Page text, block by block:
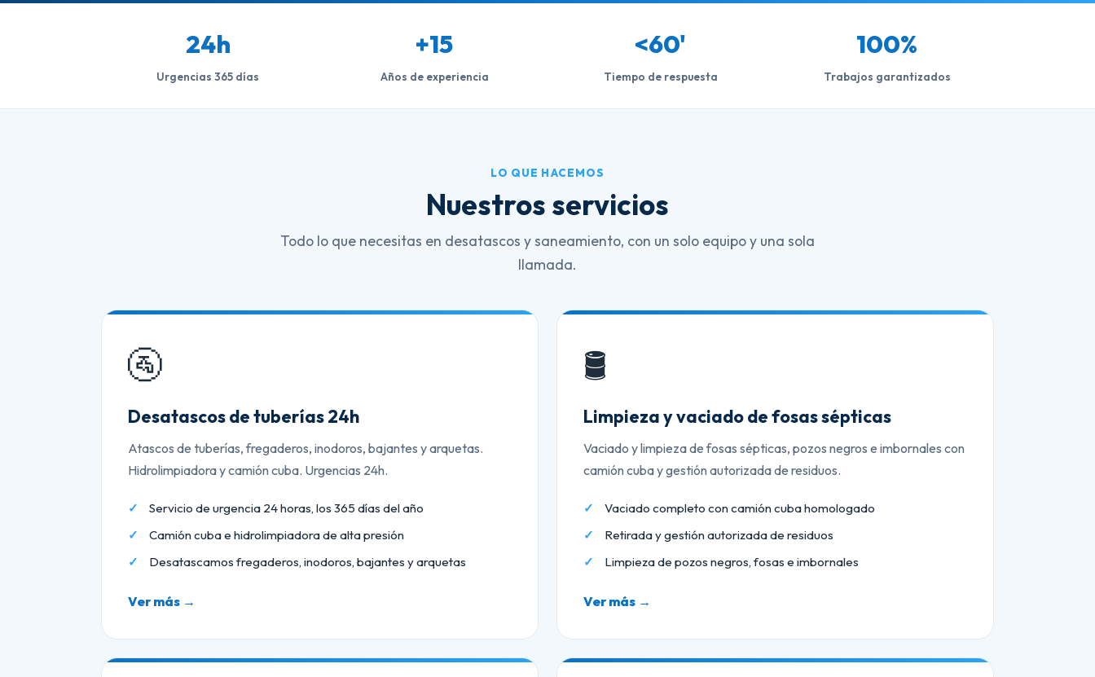
24h
Urgencias 365 días
+15
Años de experiencia
<60'
Tiempo de respuesta
100%
Trabajos garantizados
LO QUE HACEMOS
Nuestros servicios
Todo lo que necesitas en desatascos y saneamiento, con un solo equipo y una sola
llamada.
🚰
Desatascos de tuberías 24h
Atascos de tuberías, fregaderos, inodoros, bajantes y arquetas.
Hidrolimpiadora y camión cuba. Urgencias 24h.
Servicio de urgencia 24 horas, los 365 días del año
Camión cuba e hidrolimpiadora de alta presión
Desatascamos fregaderos, inodoros, bajantes y arquetas
Ver más →
🛢️
Limpieza y vaciado de fosas sépticas
Vaciado y limpieza de fosas sépticas, pozos negros e imbornales con
camión cuba y gestión autorizada de residuos.
Vaciado completo con camión cuba homologado
Retirada y gestión autorizada de residuos
Limpieza de pozos negros, fosas e imbornales
Ver más →